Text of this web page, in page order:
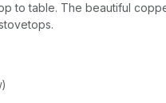
to table. The beautiful